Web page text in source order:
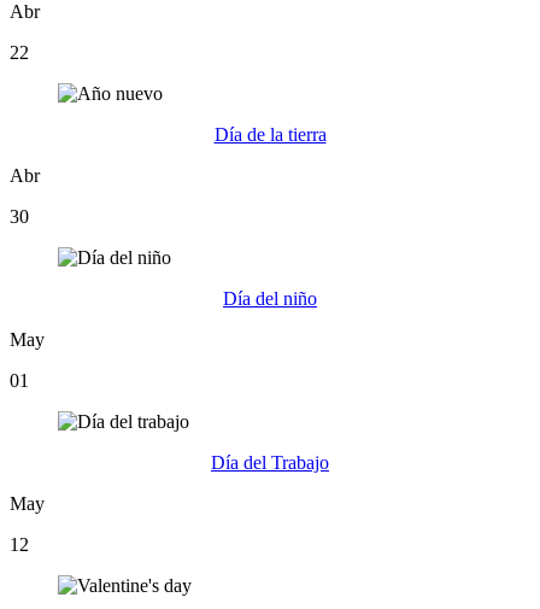
Abr
22
Día de la tierra
Abr
30
Día del niño
May
01
Día del Trabajo
May
12